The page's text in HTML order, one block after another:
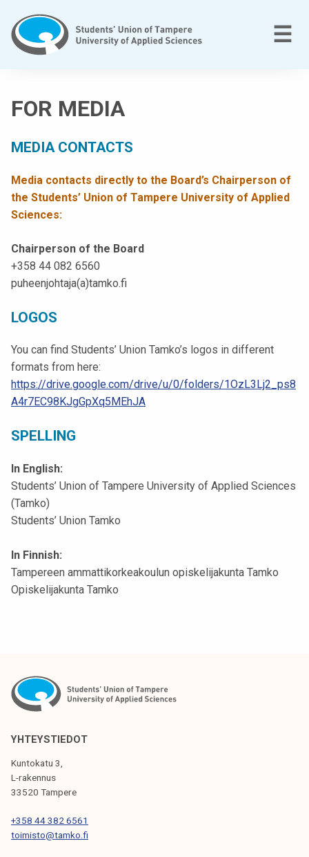
content
m
e
e
e
n
m
m
a
t
k
o
r
k
a
o
u
l
u
o
p
i
j
k
n
t
☰
FOR MEDIA
MEDIA CONTACTS
Media contacts directly to the Board’s Chairperson of
the Students’ Union of Tampere University of Applied
Sciences:
Chairperson of the Board
+358 44 082 6560
puheenjohtaja(a)tamko.fi
LOGOS
You can find Students’ Union Tamko’s logos in different
formats from here:
https://drive.google.com/drive/u/0/folders/1OzL3Lj2_ps8
A4r7EC98KJgGpXq5MEhJA
SPELLING
In English:
Students’ Union of Tampere University of Applied Sciences
(Tamko)
Students’ Union Tamko
In Finnish:
Tampereen ammattikorkeakoulun opiskelijakunta Tamko
Opiskelijakunta Tamko
YHTEYSTIEDOT
Kuntokatu 3,
L-rakennus
33520 Tampere
+358 44 382 6561
toimisto@tamko.fi